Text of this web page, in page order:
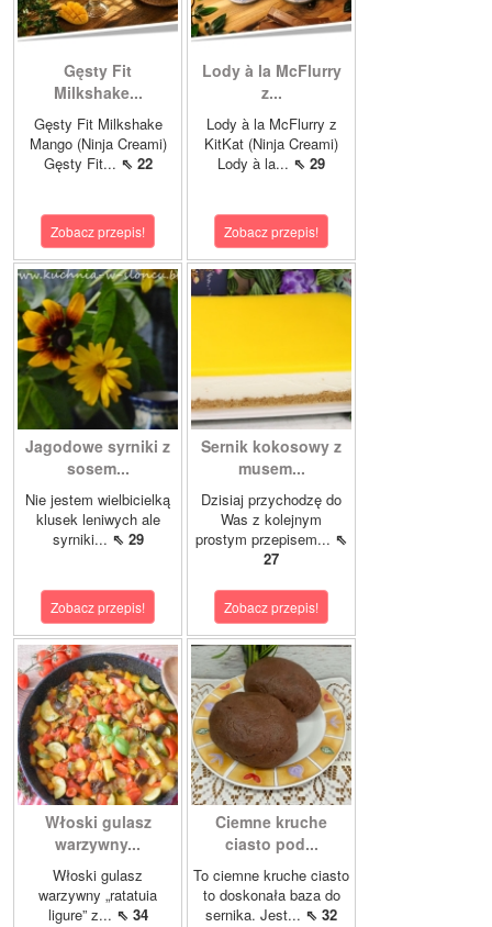
Gęsty Fit
Milkshake...
Gęsty Fit Milkshake
Mango (Ninja Creami)
Gęsty Fit... ⇖ 22
Zobacz przepis!
Lody à la McFlurry
z...
Lody à la McFlurry z
KitKat (Ninja Creami)
Lody à la... ⇖ 29
Zobacz przepis!
Jagodowe syrniki z
sosem...
Nie jestem wielbicielką
klusek leniwych ale
syrniki... ⇖ 29
Zobacz przepis!
Sernik kokosowy z
musem...
Dzisiaj przychodzę do
Was z kolejnym
prostym przepisem... ⇖
27
Zobacz przepis!
Włoski gulasz
warzywny...
Włoski gulasz
warzywny „ratatuia
ligure” z... ⇖ 34
Ciemne kruche
ciasto pod...
To ciemne kruche ciasto
to doskonała baza do
sernika. Jest... ⇖ 32